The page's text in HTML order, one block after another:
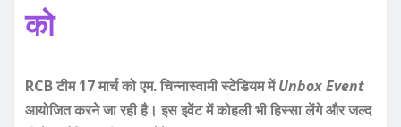
को
RCB टीम 17 मार्च को एम. चिन्नास्वामी स्टेडियम मेंUnbox Event
आयोजित करने जा रही है। इस इवेंट में कोहली भी हिस्सा लेंगे और जल्द